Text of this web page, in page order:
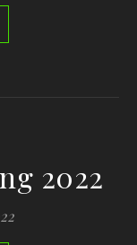
2022